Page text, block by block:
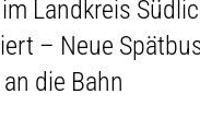
Landkreis
– Neue
die Bahn